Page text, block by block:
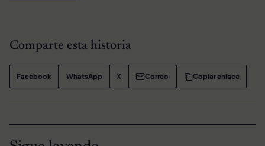
Comparte esta historia
Facebook WhatsApp X Correo Copiar enlace